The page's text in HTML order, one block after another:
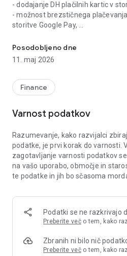
- dodajanje DH plačilnih kartic v
- možnost brezstičnega
storitve Google Pay,
- izvrševanje plačil Flik na račun
uporabo telefonskega imenika,
- potrjevanje plačil s karticami ali
- pregled izvedenih kartičnih
morate vašo DH kartico dodati v
plačila s kartico storitev Google
NFC plačilno sredstvo.
Kaj potrebujem ob registraciji?
Za uspešno registracijo DH
(7.0. in višje). Za registracijo boste
uporabniški račun in podatke
Delavske hranilnice.
Kako potrjujem plačila?
Za varno uporabo pri izvajanju
Posodobljeno dne
11. maj 2026
Finance
Varnost podatkov
Razumevanje, kako razvijalci
podatke, je prvi korak do varnosti.
zagotavljanje varnosti podatkov
na vašo uporabo, območje in
te podatke in jih bo sčasoma
Podatki se ne razkrivajo
Preberite večo tem, kako
Zbranih ni bilo nič
Preberite večo tem, kako